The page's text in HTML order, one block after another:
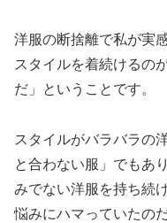
洋服の断捨離で私が実
スタイルを着続けるの
だ」ということです。
スタイルがバラバラの
と合わない服」でもあ
みでない洋服を持ち続
悩みにハマっていたの